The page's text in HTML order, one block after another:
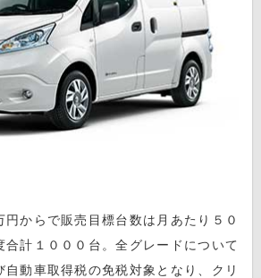
からで販売目標台数は月あたり５０
合計１０００台。全グレードについて
自動車取得税の免税対象となり、クリ